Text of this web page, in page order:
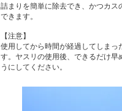
詰まりを簡単に除去でき、かつカ
できます。
【注意】
使用してから時間が経過してしまっ
す。ヤスリの使用後、できるだけ早
うにしてください。